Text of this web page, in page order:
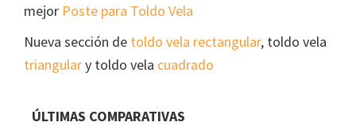
mejor Poste para Toldo Vela
Nueva sección de toldo vela rectangular, toldo vela
triangulary toldo vela cuadrado
ÚLTIMAS COMPARATIVAS